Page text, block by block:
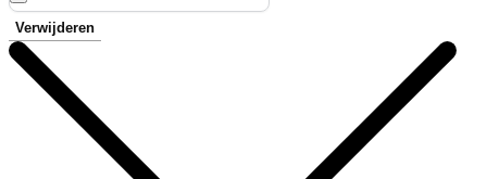
Verwijderen